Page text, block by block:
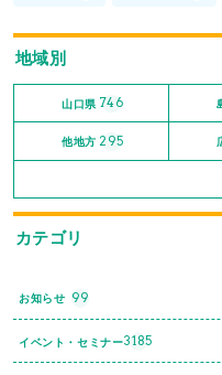
地域別
山口県 746
他地方 295
カテゴリ
お知らせ 99
イベント・セミナー3185